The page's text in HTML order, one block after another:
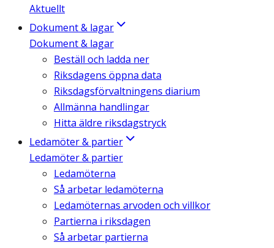
Aktuellt
Dokument & lagar
Dokument & lagar
Beställ och ladda ner
Riksdagens öppna data
Riksdagsförvaltningens diarium
Allmänna handlingar
Hitta äldre riksdagstryck
Ledamöter & partier
Ledamöter & partier
Ledamöterna
Så arbetar ledamöterna
Ledamöternas arvoden och villkor
Partierna i riksdagen
Så arbetar partierna